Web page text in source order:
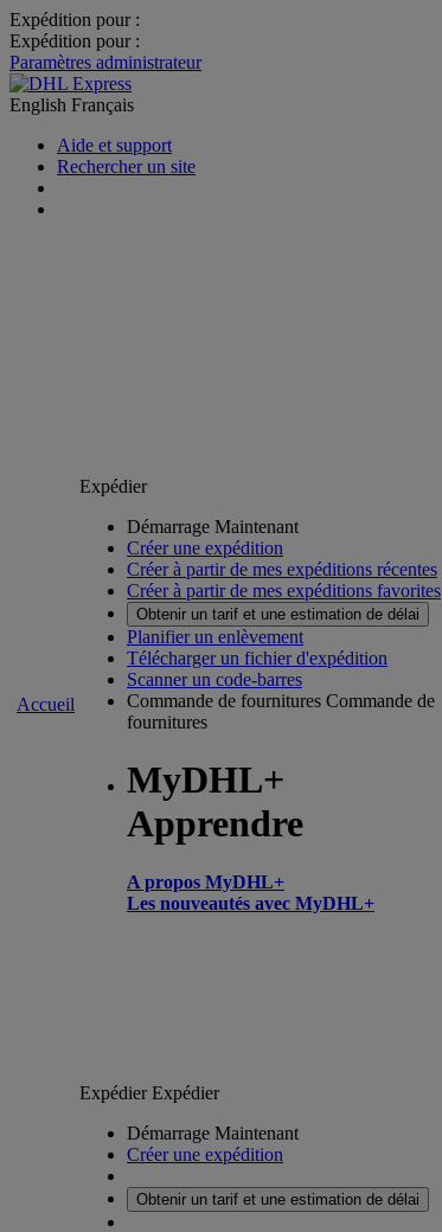
Expédition pour :
Expédition pour :
Paramètres administrateur
English Français
Aide et support
Rechercher un site
Accueil
Expédier
Démarrage Maintenant
Créer une expédition
Créer à partir de mes expéditions récentes
Créer à partir de mes expéditions favorites
Obtenir un tarif et une estimation de délai
Planifier un enlèvement
Télécharger un fichier d'expédition
Scanner un code-barres
Commande de fournitures Commande de
fournitures
MyDHL+
Apprendre
A propos MyDHL+
Les nouveautés avec MyDHL+
ExpédierExpédier
Démarrage Maintenant
Créer une expédition
Obtenir un tarif et une estimation de délai